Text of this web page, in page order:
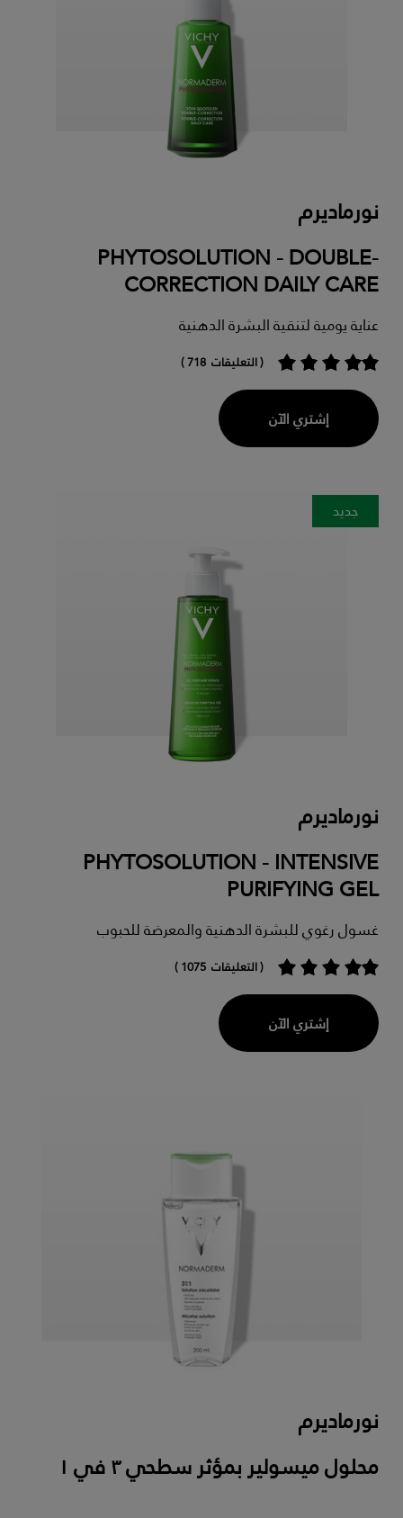
نورماديرم
PHYTOSOLUTION - DOUBLE-
CORRECTION DAILY CARE
عناية يومية لتنقية البشرة الدهنية
( التعليقات 718 )
إشتري الآن
جديد
نورماديرم
PHYTOSOLUTION - INTENSIVE
PURIFYING GEL
غسول رغوي للبشرة الدهنية والمعرضة للحبوب
( التعليقات 1075 )
إشتري الآن
نورماديرم
محلول ميسولير بمؤثر سطحي ٣ في ١